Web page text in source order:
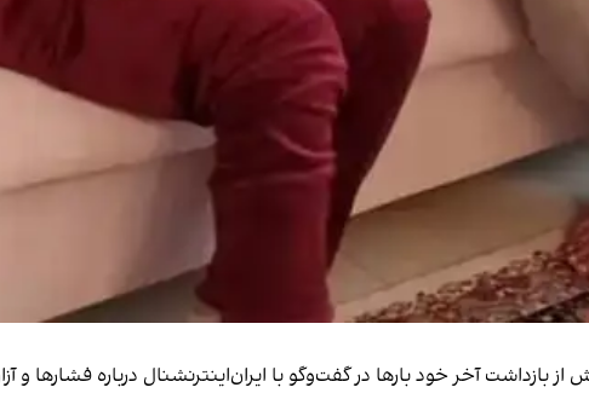
آخر خود بارها در گفت‌وگو با ایران‌اینترنشنال درباره فشارها و